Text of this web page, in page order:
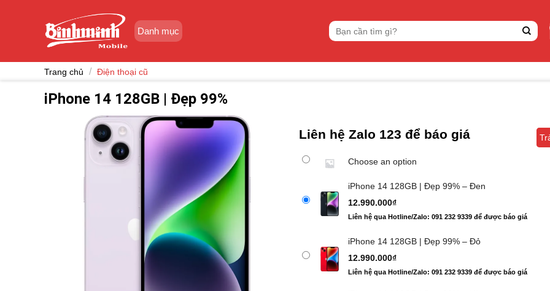
Danh mục
Tìm
kiếm:
Trang chủ / Điện thoại cũ
iPhone 14 128GB | Đẹp 99%
Liên hệ Zalo 123 để báo giá
Choose an option
iPhone 14 128GB | Đẹp 99% – Đen
12.990.000₫
Liên hệ qua Hotline/Zalo: 091 232 9339 để được báo giá
iPhone 14 128GB | Đẹp 99% – Đỏ
12.990.000₫
Liên hệ qua Hotline/Zalo: 091 232 9339 để được báo giá